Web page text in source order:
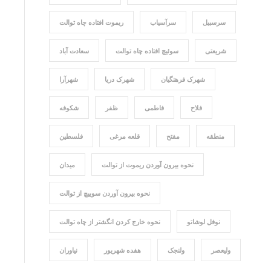
ریموت افتاده چاه توالت سرآسیاب سرسبیل
سعادت آباد سوئیچ افتاده چاه توالت شریعتی
شهرآرا شهرک دریا شهرک فرهنگیان
شکوفه ظفر فاطمی فلاح
فلسطین قلعه مرغی مفتح منطقه
میدان نحوه بیرون آوردن ریموت از توالت
نحوه بیرون آوردن سوییچ از توالت
نحوه خارج کردن انگشتر از چاه توالت نوفل لوشاتو
نیاوران هفده شهریور ولنجک ولیعصر